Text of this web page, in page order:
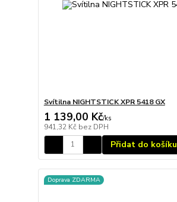
Svítilna NIGHTSTICK XPR 5418 GX
1 139,00 Kč/ks
941,32 Kč bez DPH
Přidat do košíku
Doprava ZDARMA